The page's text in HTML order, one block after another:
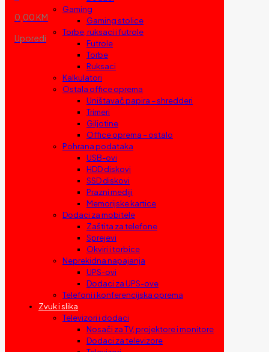
0,00 KM
Uporedi
Gaming
Gaming stolice
Torbe, ruksaci i futrole
Futrole
Torbe
Ruksaci
Kalkulatori
Ostala office oprema
Uništavač papira – shredderi
Trimeri
Giljotine
Office oprema – ostalo
Pohrana podataka
USB-ovi
HDD diskovi
SSD diskovi
Prazni mediji
Memorijske kartice
Dodaci za mobitele
Zaštita za telefone
Sprejevi
Okviri i torbice
Neprekidna napajanja
UPS-ovi
Dodaci za UPS-ove
Telefoni i konferencijska oprema
Zvuk i slika
Televizori i dodaci
Nosači za TV, projektore i monitore
Dodaci za televizore